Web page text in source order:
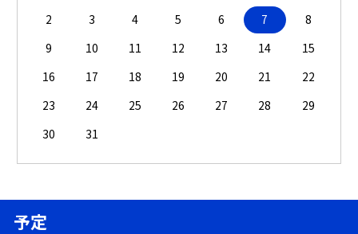
2
3 4 5 6 7
8
9
10 11 12 13 14
15
16
17 18 19 20 21
22
23
24 25 26 27 28
29
30
31
予定